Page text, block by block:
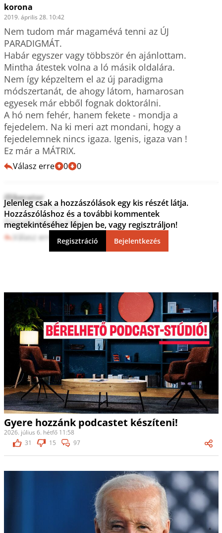
korona
2019. április 28. 10:42
Nem tudom már magamévá tenni az ÚJ
PARADIGMÁT.
Habár egyszer vagy többször én ajánlottam.
Mintha átestek volna a ló másik oldalára.
Nem így képzeltem el az új paradigma
módszertanát, de ahogy látom, hamarosan
egyesek már ebből fognak doktorálni.
A hó nem fehér, hanem fekete - mondja a
fejedelem. Na ki meri azt mondani, hogy a
fejedelemnek nincs igaza. Igenis, igaza van !
Ez már a MÁTRIX.
Válasz erre 0 0
illiberator
2019. április 28. 08:27
Remek stílusú írás.
Válasz erre 2 1
Jelenleg csak a hozzászólások egy kis részét látja.
Hozzászóláshoz és a további kommentek
megtekintéséhez lépjen be, vagy regisztráljon!
Regisztráció Bejelentkezés
Gyere hozzánk podcastet készíteni!
2026. július 6. hétfő 11:58
31
15 97